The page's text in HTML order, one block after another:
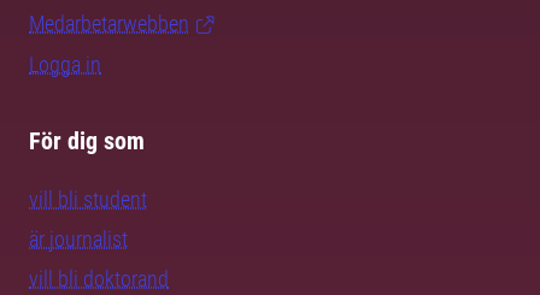
Medarbetarwebben
Logga in
För dig som
vill bli student
är journalist
vill bli doktorand